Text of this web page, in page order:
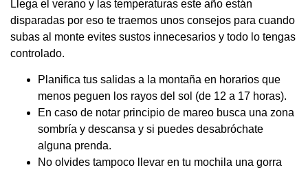
Llega el verano y las temperaturas este año están
disparadas por eso te traemos unos consejos para cuando
subas al monte evites sustos innecesarios y todo lo tengas
controlado.
Planifica tus salidas a la montaña en horarios que
menos peguen los rayos del sol (de 12 a 17 horas).
En caso de notar principio de mareo busca una zona
sombría y descansa y si puedes desabróchate
alguna prenda.
No olvides tampoco llevar en tu mochila una gorra